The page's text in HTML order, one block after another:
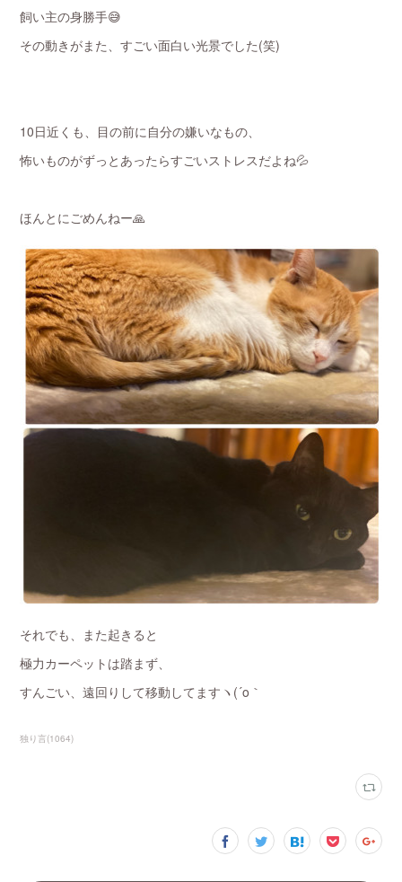
飼い主の身勝手😅
その動きがまた、すごい面白い光景でした(笑)
10日近くも、目の前に自分の嫌いなもの、
怖いものがずっとあったらすごいストレスだよね💦
ほんとにごめんねー🙏
それでも、また起きると
極力カーペットは踏まず、
すんごい、遠回りして移動してますヽ(´o｀
独り言(1064)